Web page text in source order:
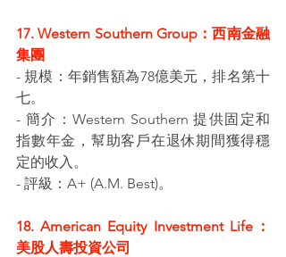
17. Western Southern Group：西南金融
集團
- 規模：年銷售額為78億美元，排名第十
七。
- 簡介：Western Southern 提供固定和
指數年金，幫助客戶在退休期間獲得穩
定的收入。
- 評級：A+ (A.M. Best)。
18. American Equity Investment Life：
美股人壽投資公司